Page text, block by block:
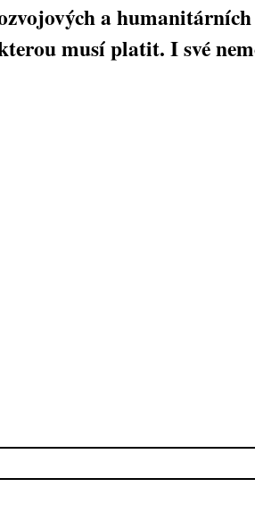
a humanitárních
musí platit. I své